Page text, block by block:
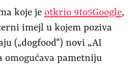
koje je otkrio 9to5Google,
imejl u kojem poziva
(„dogfood“) novi „AI
omogućava pametniju